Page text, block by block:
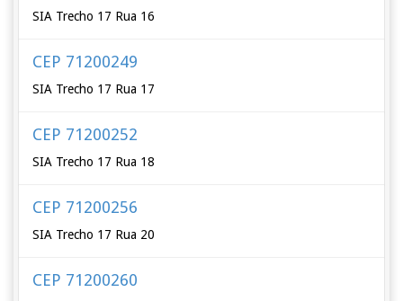
SIA Trecho 17 Rua 16
CEP 71200249
SIA Trecho 17 Rua 17
CEP 71200252
SIA Trecho 17 Rua 18
CEP 71200256
SIA Trecho 17 Rua 20
CEP 71200260